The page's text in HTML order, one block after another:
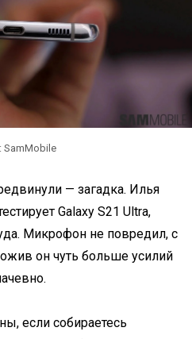
SamMobile
— загадка. Илья
Galaxy S21 Ultra,
Микрофон не повредил, с
он чуть больше усилий
если собираетесь